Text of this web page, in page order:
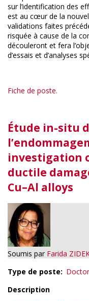
sur l’identification des
est au cœur de la
validations faites
risquée à cause de la
découleront et fera
d’essais et d’analyses
Fiche de poste.
Étude in-situ
investigation
ductile
Cu–Al alloys
Soumis par Farida
Type de poste
Description